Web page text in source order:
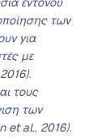
έντονου
των
για
με
τους
των
et al., 2016).